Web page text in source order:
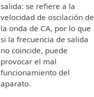
salida: se refiere a la
velocidad de oscilación de
la onda de CA, por lo que
si la frecuencia de salida
no coincide, puede
provocar el mal
funcionamiento del
aparato.